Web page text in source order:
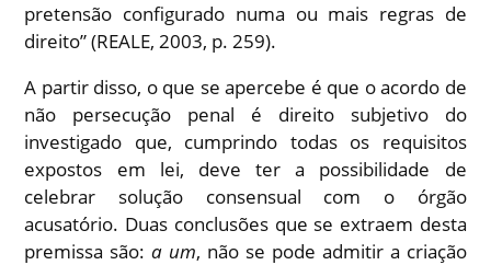
pretensão configurado numa ou mais regras de
direito” (REALE, 2003, p. 259).
A partir disso, o que se apercebe é que o acordo de
não persecução penal é direito subjetivo do
investigado que, cumprindo todas os requisitos
expostos em lei, deve ter a possibilidade de
celebrar solução consensual com o órgão
acusatório. Duas conclusões que se extraem desta
premissa são:a um, não se pode admitir a criação